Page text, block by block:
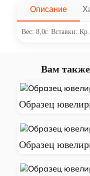
Описание
Вес: 8,0г. Вставки:
Вам
Образец
Образец